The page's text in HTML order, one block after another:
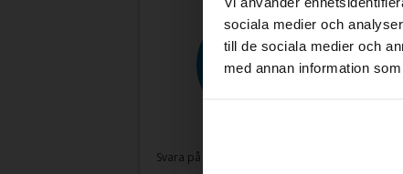
sociala medier och
till de sociala medier och
med annan information
Svara på några enkla frågor så kan vi